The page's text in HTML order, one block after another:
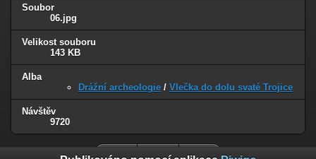
Soubor
06.jpg
Velikost souboru
143 KB
Alba
Drážní archeologie / Vlečka do dolu svaté Trojice
Návštěv
9720